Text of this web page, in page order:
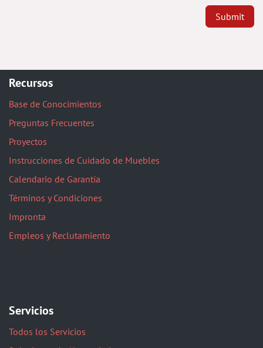
Submit
Recursos
Base de Conocimientos
Preguntas Frecuentes
Proyectos
Instrucciones de Cuidado de Muebles
Calendario de Garantía
Términos y Condiciones
Impronta
Empleos y Reclutamiento
Servicios
Todos los Servicios